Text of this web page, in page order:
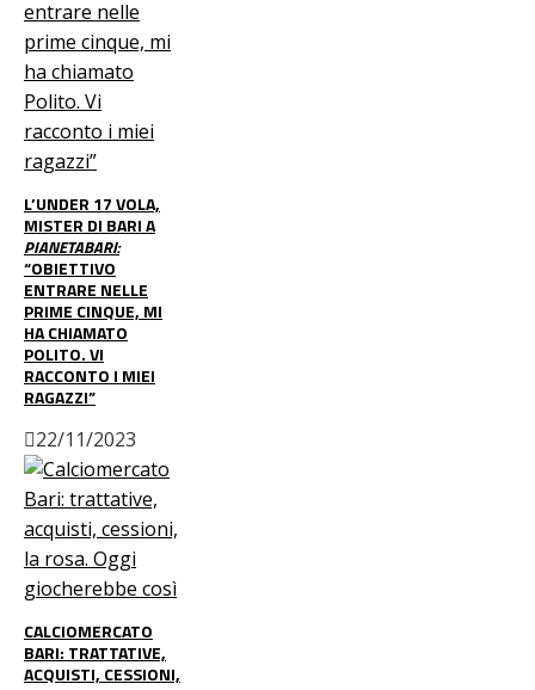
L’UNDER 17 VOLA,
MISTER DI BARI A
PIANETABARI:
“OBIETTIVO
ENTRARE NELLE
PRIME CINQUE, MI
HA CHIAMATO
POLITO. VI
RACCONTO I MIEI
RAGAZZI”
22/11/2023
CALCIOMERCATO
BARI: TRATTATIVE,
ACQUISTI, CESSIONI,